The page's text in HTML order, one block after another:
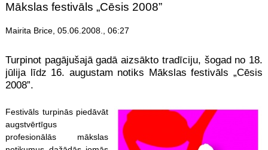
Mākslas festivāls „Cēsis 2008”
Mairita Brice, 05.06.2008., 06:27
Turpinot pagājušajā gadā aizsākto tradīciju, šogad no 18.
jūlija līdz 16. augustam notiks Mākslas festivāls „Cēsis
2008”.
Festivāls turpinās piedāvāt
augstvērtīgus
profesionālās mākslas